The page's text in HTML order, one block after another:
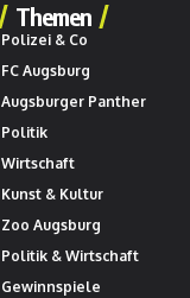
Themen
Polizei & Co
FC Augsburg
Augsburger Panther
Politik
Wirtschaft
Kunst & Kultur
Zoo Augsburg
Politik & Wirtschaft
Gewinnspiele